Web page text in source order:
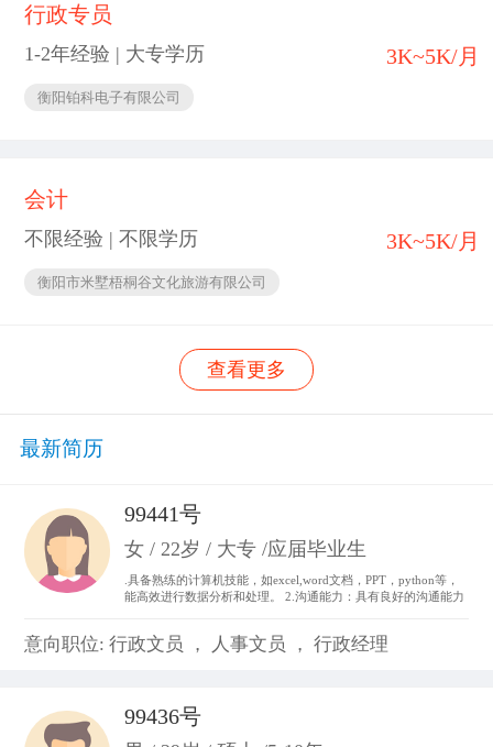
行政专员
1-2年经验 | 大专学历
衡阳铂科电子有限公司
3K~5K/月
会计
不限经验 | 不限学历
衡阳市米墅梧桐谷文化旅游有限公司
3K~5K/月
查看更多
最新简历
99441号
女 / 22岁 / 大专 /应届毕业生
.具备熟练的计算机技能，如excel,word文档，PPT，python等，
能高效进行数据分析和处理。 2.沟通能力：具有良好的沟通能力
度参与”为行动准则。。
意向职位: 行政文员 ， 人事文员 ， 行政经理
99436号